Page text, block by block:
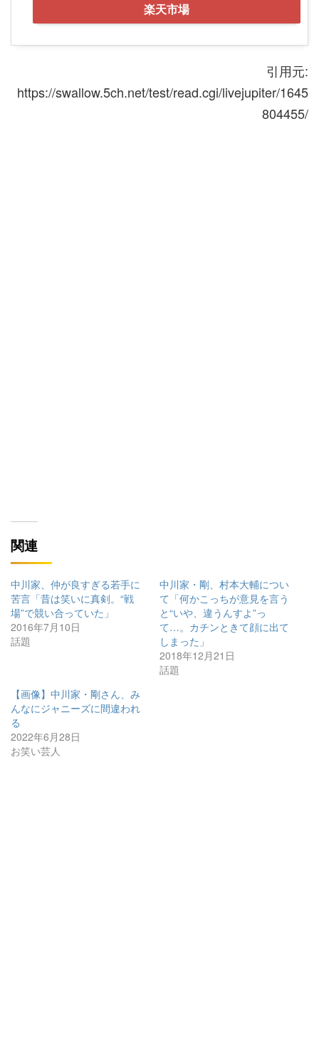
楽天市場
引用元:
https://swallow.5ch.net/test/read.cgi/livejupiter/1645
804455/
関連
中川家、仲が良すぎる若手に
苦言「昔は笑いに真剣。“戦
場”で競い合っていた」
2016年7月10日
話題
中川家・剛、村本大輔につい
て「何かこっちが意見を言う
と“いや、違うんすよ”っ
て…。カチンときて顔に出て
しまった」
2018年12月21日
話題
【画像】中川家・剛さん、み
んなにジャニーズに間違われ
る
2022年6月28日
お笑い芸人